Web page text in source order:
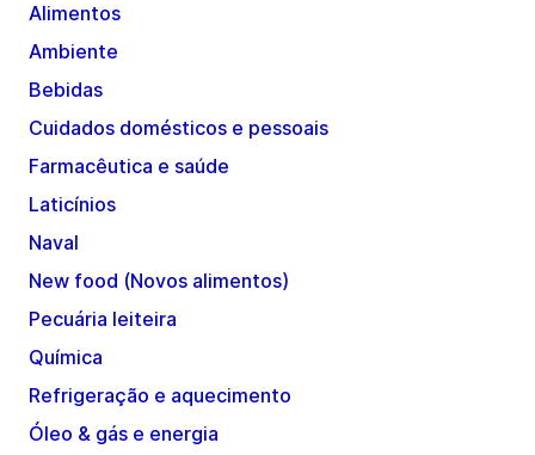
Alimentos
Ambiente
Bebidas
Cuidados domésticos e pessoais
Farmacêutica e saúde
Laticínios
Naval
New food (Novos alimentos)
Pecuária leiteira
Química
Refrigeração e aquecimento
Óleo & gás e energia